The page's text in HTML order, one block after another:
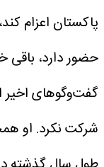
پاکستان اعزام
حضور دارد، باقی
گفت‌وگوهای اخیر
شرکت نکرد. او